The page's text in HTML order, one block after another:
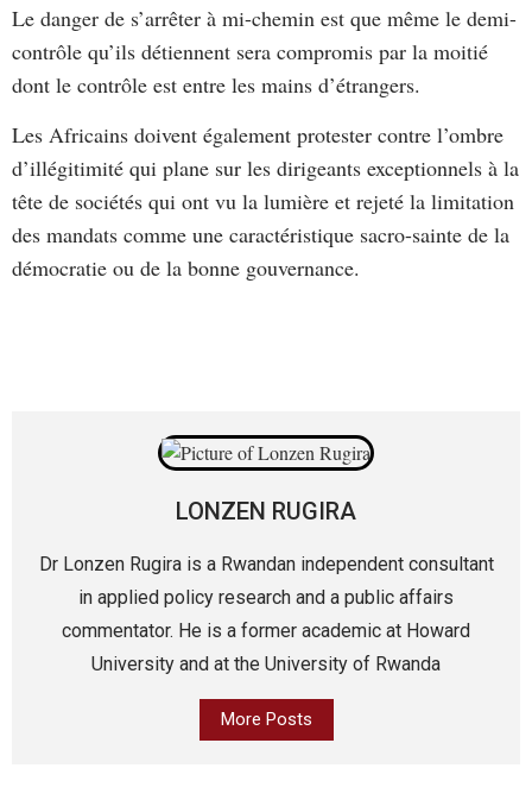
Le danger de s’arrêter à mi-chemin est que même le demi-
contrôle qu’ils détiennent sera compromis par la moitié
dont le contrôle est entre les mains d’étrangers.
Les Africains doivent également protester contre l’ombre
d’illégitimité qui plane sur les dirigeants exceptionnels à la
tête de sociétés qui ont vu la lumière et rejeté la limitation
des mandats comme une caractéristique sacro-sainte de la
démocratie ou de la bonne gouvernance.
LONZEN RUGIRA
Dr Lonzen Rugira is a Rwandan independent consultant
in applied policy research and a public affairs
commentator. He is a former academic at Howard
University and at the University of Rwanda
More Posts